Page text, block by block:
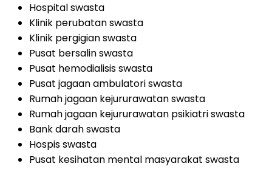
Hospital swasta
Klinik perubatan swasta
Klinik pergigian swasta
Pusat bersalin swasta
Pusat hemodialisis swasta
Pusat jagaan ambulatori swasta
Rumah jagaan kejururawatan swasta
Rumah jagaan kejururawatan psikiatri swasta
Bank darah swasta
Hospis swasta
Pusat kesihatan mental masyarakat swasta